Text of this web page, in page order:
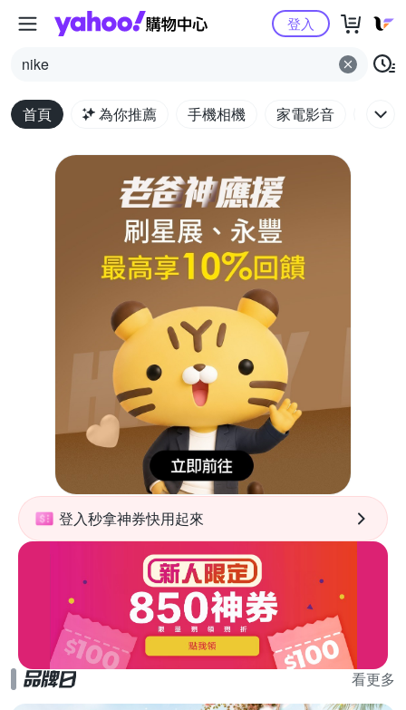
Yahoo購物中心
nike
登入
首頁 為你推薦 手機相機 家電影音 電腦
登入秒拿神券快用起來
看更多